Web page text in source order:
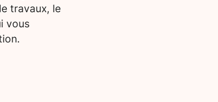
travaux, le
vous